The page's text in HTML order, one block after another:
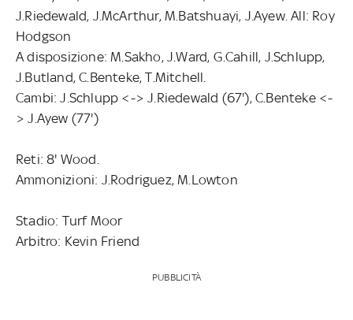
J.Riedewald, J.McArthur, M.Batshuayi, J.Ayew. All: Roy
Hodgson
A disposizione: M.Sakho, J.Ward, G.Cahill, J.Schlupp,
J.Butland, C.Benteke, T.Mitchell.
Cambi: J.Schlupp <-> J.Riedewald (67'), C.Benteke <-
> J.Ayew (77')
Reti: 8' Wood.
Ammonizioni: J.Rodriguez, M.Lowton
Stadio: Turf Moor
Arbitro: Kevin Friend
PUBBLICITÀ